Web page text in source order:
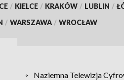
/ KIELCE / KRAKÓW / LUBLIN /
/ WARSZAWA / WROCŁAW
Naziemna Telewizja